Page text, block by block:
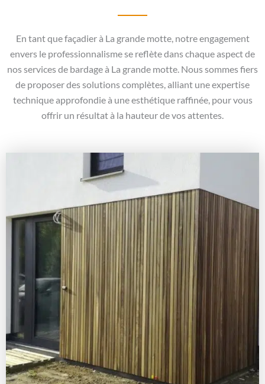
En tant que façadier à La grande motte, notre engagement
envers le professionnalisme se reflète dans chaque aspect de
nos services de bardage à La grande motte. Nous sommes fiers
de proposer des solutions complètes, alliant une expertise
technique approfondie à une esthétique raffinée, pour vous
offrir un résultat à la hauteur de vos attentes.